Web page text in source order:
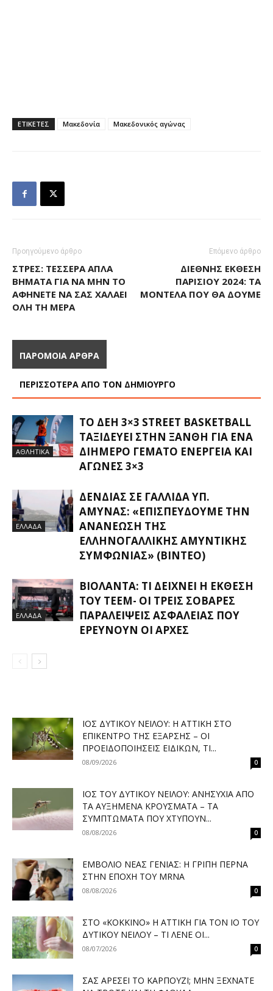
ΕΤΙΚΕΤΕΣ Μακεδονία Μακεδονικός αγώνας
Προηγούμενο άρθρο
ΣΤΡΕΣ: ΤΈΣΣΕΡΑ ΑΠΛΆ
ΒΉΜΑΤΑ ΓΙΑ ΝΑ ΜΗΝ ΤΟ
ΑΦΉΝΕΤΕ ΝΑ ΣΑΣ ΧΑΛΆΕΙ
ΌΛΗ ΤΗ ΜΈΡΑ
Επόμενο άρθρο
ΔΙΕΘΝΉΣ ΈΚΘΕΣΗ
ΠΑΡΙΣΙΟΎ 2024: ΤΑ
ΜΟΝΤΈΛΑ ΠΟΥ ΘΑ ΔΟΎΜΕ
ΠΑΡΟΜΟΙΑ ΑΡΘΡΑ
ΠΕΡΙΣΣΟΤΕΡΑ ΑΠΟ ΤΟΝ ΔΗΜΙΟΥΡΓΟ
ΑΘΛΗΤΙΚΑ
ΤΟ ΔΕΗ 3×3 STREET BASKETBALL
ΤΑΞΙΔΕΎΕΙ ΣΤΗΝ ΞΆΝΘΗ ΓΙΑ ΈΝΑ
ΔΙΉΜΕΡΟ ΓΕΜΆΤΟ ΕΝΈΡΓΕΙΑ ΚΑΙ
ΑΓΏΝΕΣ 3×3
ΕΛΛΑΔΑ
ΔΈΝΔΙΑΣ ΣΕ ΓΑΛΛΊΔΑ ΥΠ.
ΆΜΥΝΑΣ: «ΕΠΙΣΠΕΎΔΟΥΜΕ ΤΗΝ
ΑΝΑΝΈΩΣΗ ΤΗΣ
ΕΛΛΗΝΟΓΑΛΛΙΚΉΣ ΑΜΥΝΤΙΚΉΣ
ΣΥΜΦΩΝΊΑΣ» (ΒΊΝΤΕΟ)
ΕΛΛΑΔΑ
ΒΙΟΛΆΝΤΑ: ΤΙ ΔΕΊΧΝΕΙ Η ΈΚΘΕΣΗ
ΤΟΥ ΤΕΕΜ- ΟΙ ΤΡΕΙΣ ΣΟΒΑΡΈΣ
ΠΑΡΑΛΕΊΨΕΙΣ ΑΣΦΑΛΕΊΑΣ ΠΟΥ
ΕΡΕΥΝΟΎΝ ΟΙ ΑΡΧΈΣ
ΙΌΣ ΔΥΤΙΚΟΎ ΝΕΊΛΟΥ: Η ΑΤΤΙΚΉ ΣΤΟ
ΕΠΊΚΕΝΤΡΟ ΤΗΣ ΈΞΑΡΣΗΣ – ΟΙ
ΠΡΟΕΙΔΟΠΟΙΉΣΕΙΣ ΕΙΔΙΚΏΝ, ΤΙ...
08/09/2026 0
ΙΌΣ ΤΟΥ ΔΥΤΙΚΟΎ ΝΕΊΛΟΥ: ΑΝΗΣΥΧΊΑ ΑΠΌ
ΤΑ ΑΥΞΗΜΈΝΑ ΚΡΟΎΣΜΑΤΑ – ΤΑ
ΣΥΜΠΤΏΜΑΤΑ ΠΟΥ ΧΤΥΠΟΎΝ...
08/08/2026 0
ΕΜΒΌΛΙΟ ΝΈΑΣ ΓΕΝΙΆΣ: Η ΓΡΊΠΗ ΠΕΡΝΆ
ΣΤΗΝ ΕΠΟΧΉ ΤΟΥ MRNA
08/08/2026 0
ΣΤΟ «ΚΌΚΚΙΝΟ» Η ΑΤΤΙΚΉ ΓΙΑ ΤΟΝ ΙΌ ΤΟΥ
ΔΥΤΙΚΟΎ ΝΕΊΛΟΥ – ΤΙ ΛΈΝΕ ΟΙ...
08/07/2026 0
ΣΑΣ ΑΡΈΣΕΙ ΤΟ ΚΑΡΠΟΎΖΙ; ΜΗΝ ΞΕΧΝΆΤΕ